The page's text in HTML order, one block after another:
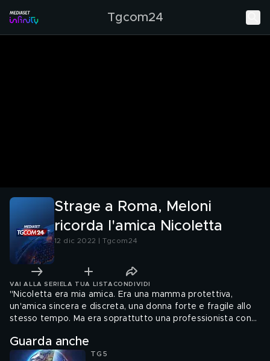
Tgcom24
Strage a Roma, Meloni
ricorda l'amica Nicoletta
12 dic 2022 | Tgcom24
VAI ALLA SERIE LA TUA LISTA CONDIVIDI
"Nicoletta era mia amica. Era una mamma protettiva,
un'amica sincera e discreta, una donna forte e fragile allo
stesso tempo. Ma era soprattutto una professionista con
commosso il ricordo che il presidente del Consiglio Giorgia
Meloni fa di Nicoletta Golisano, una delle tre vittime della
Guarda anche
TG5